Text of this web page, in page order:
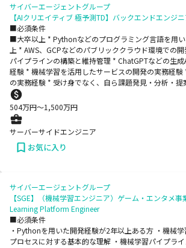
サイバーエージェントグループ
【AIクリエイティブ 極予測TD】バックエンドエンジ
■必須条件
■大卒以上 * Pythonなどのプログラミング言語を用
上 * AWS、GCPなどのパブリッククラウド環境での
パイプラインの構築と維持管理 * ChatGPTなどの生
経験 * 機械学習を活用したサービスの開発の実務経
の実務経験 * 受け身でなく、自ら課題発見・分析・提
504万円〜1,500万円
サーバーサイドエンジニア
お気に入り
サイバーエージェントグループ
【SGE】（機械学習エンジニア）ゲーム・エンタメ
Learning Platform Engineer
■必須条件
・Pythonを用いた開発経験が2年以上ある方 ・機械
プロセスに対する基本的な理解 ・機械学習パイプラ